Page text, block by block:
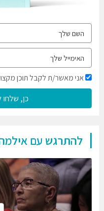
אני מאשר/ת לקבל תוכן
כן,
להתרגש עם